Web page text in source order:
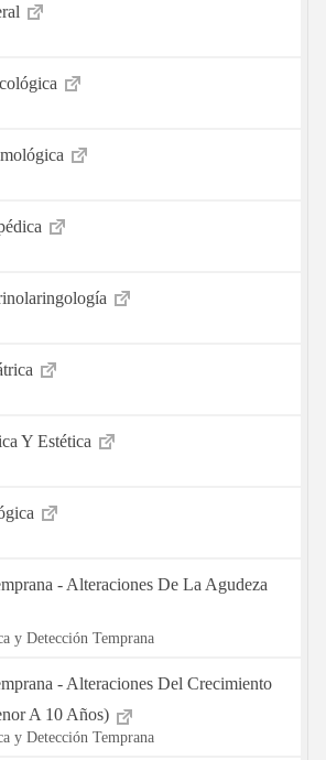
Y Estética
- Alteraciones De La Agudeza
y Detección Temprana
- Alteraciones Del Crecimiento
A 10 Años)
y Detección Temprana